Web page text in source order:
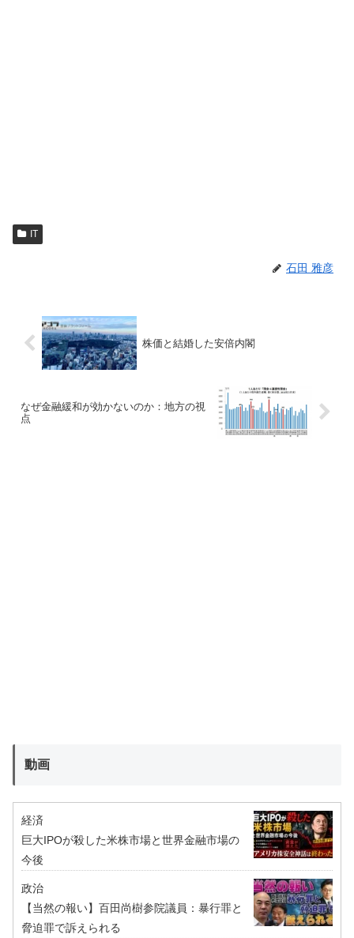
IT
石田 雅彦
株価と結婚した安倍内閣
なぜ金融緩和が効かないのか：地方の視
点
動画
経済
巨大IPOが殺した米株市場と世界金融市場の
今後
政治
【当然の報い】百田尚樹参院議員：暴行罪と
脅迫罪で訴えられる